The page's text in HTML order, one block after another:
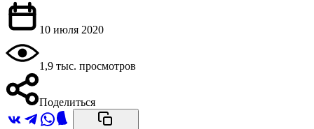
10 июля 2020
1,9 тыс. просмотров
Поделиться